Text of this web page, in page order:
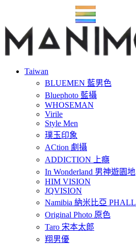
Taiwan
BLUEMEN 藍男色
Bluephoto 藍攝
WHOSEMAN
Virile
Style Men
璞玉印象
ACtion 劇攝
ADDICTION 上癮
In Wonderland 男神遊園地
HIM VISION
JQVISION
Namibia 納米比亞
Original Photo 原色
Taro 宋本太郎
翔男優